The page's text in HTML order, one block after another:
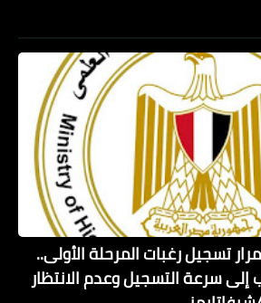
تسجيل رغبات المرحلة الأولى..
إلى سرعة التسجيل وعدم الانتظار